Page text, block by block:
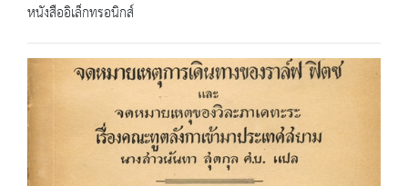
หนังสืออิเล็กทรอนิกส์